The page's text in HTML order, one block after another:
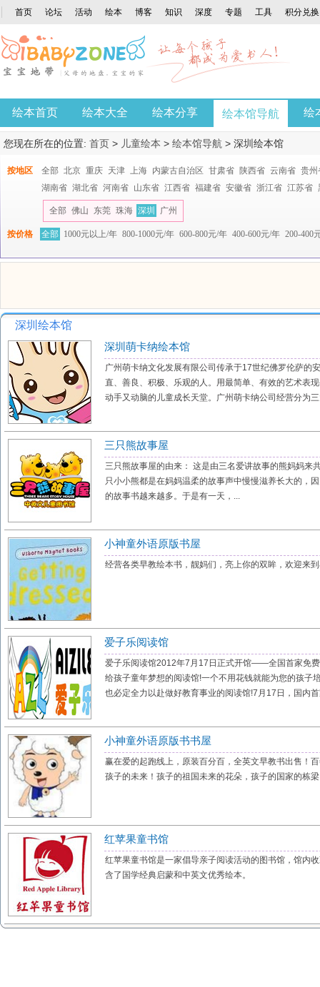
首页 论坛 活动 绘本 博客 知识 深度 专题 工具 积分兑换
绘本首页 绘本大全 绘本分享 绘本馆导航 绘
您现在所在的位置: 首页 > 儿童绘本 > 绘本馆导航 > 深圳绘本馆
按地区 全部 北京 重庆 天津 上海 内蒙古自治区 甘肃省 陕西省 云南省 贵州
湖南省 湖北省 河南省 山东省 江西省 福建省 安徽省 浙江省 江苏省
全部 佛山 东莞 珠海 深圳 广州
按价格 全部 1000元以上/年 800-1000元/年 600-800元/年 400-600元/年 200-400
深圳绘本馆
深圳萌卡纳绘本馆
广州萌卡纳文化发展有限公司传承于17世纪佛罗伦萨的
直、善良、积极、乐观的人。用最简单、有效的艺术表
动手又动脑的儿童成长天堂。广州萌卡纳公司经营分为
三只熊故事屋
三只熊故事屋的由来： 这是由三名爱讲故事的熊妈妈来
只小小熊都是在妈妈温柔的故事声中慢慢滋养长大的，
的故事书越来越多。于是有一天，...
小神童外语原版书屋
经营各类早教绘本书，靓妈们，亮上你的双眸，欢迎来
爱子乐阅读馆
爱子乐阅读馆2012年7月17日正式开馆——全国首家免
给孩子童年梦想的阅读馆!一个不用花钱就能为您的孩子
也必定全力以赴做好教育事业的阅读馆!7月17日，国内
小神童外语原版书书屋
赢在爱的起跑线上，原装百分百，全英文早教书出售！
孩子的未来！孩子的祖国未来的花朵，孩子的国家的栋
红苹果童书馆
红苹果童书馆是一家倡导亲子阅读活动的图书馆，馆内
含了国学经典启蒙和中英文优秀绘本。